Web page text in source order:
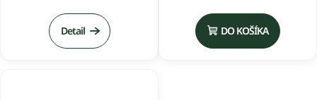
produktu
je
5,0
Detail DO KOŠÍKA